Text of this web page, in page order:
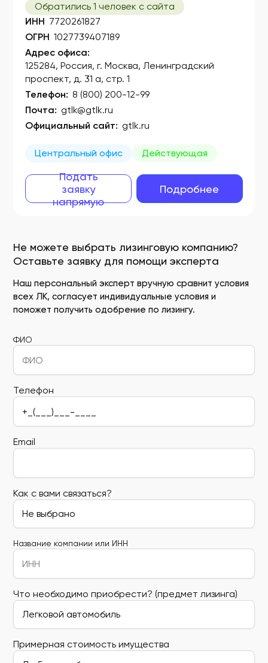
Не можете выбрать лизинговую компанию?
Оставьте заявку для помощи эксперта
Наш персональный эксперт вручную сравнит условия
всех ЛК, согласует индивидуальные условия и
поможет получить одобрение по лизингу.
ФИО
Телефон
Email
Как с вами связаться?
Название компании или ИНН
Что необходимо приобрести? (предмет лизинга)
Примерная стоимость имущества
Обратились 1 человек с сайта
ИНН 7720261827
ОГРН 1027739407189
Адрес офиса:
125284, Россия, г. Москва, Ленинградский
проспект, д. 31 а, стр. 1
Телефон: 8 (800) 200-12-99
Почта: gtlk@gtlk.ru
Официальный сайт: gtlk.ru
Центральный офис Действующая
Подать
заявку
напрямую
Подробнее